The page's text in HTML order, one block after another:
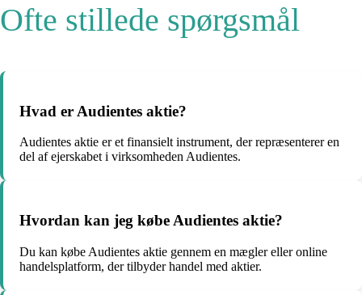
Ofte stillede spørgsmål
Hvad er Audientes aktie?
Audientes aktie er et finansielt instrument, der repræsenterer en
del af ejerskabet i virksomheden Audientes.
Hvordan kan jeg købe Audientes aktie?
Du kan købe Audientes aktie gennem en mægler eller online
handelsplatform, der tilbyder handel med aktier.